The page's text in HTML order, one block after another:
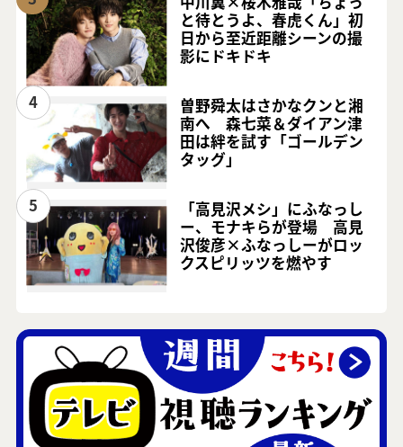
と待とうよ、春虎くん」初
日から至近距離シーンの撮
影にドキドキ
4
曽野舜太はさかなクンと湘
南へ 森七菜＆ダイアン津
田は絆を試す「ゴールデン
タッグ」
5
「高見沢メシ」にふなっし
ー、モナキらが登場 高見
沢俊彦×ふなっしーがロッ
クスピリッツを燃やす